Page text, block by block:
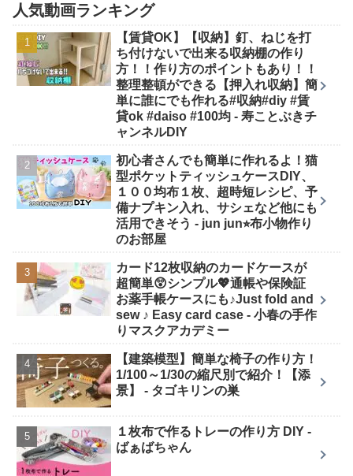
人気動画ランキング
【賃貸OK】【収納】釘、ねじを打
ち付けないで出来る収納棚の作り
方！！作り方のポイントもあり！！
整理整頓ができる【押入れ収納】簡
単に誰にでも作れる#収納#diy #賃
貸ok #daiso #100均 - 寿ことぶきチ
ャンネルDIY
初心者さんでも簡単に作れるよ！猫
型ポケットティッシュケースDIY、
１００均布１枚、超時短レシピ、予
備ナプキン入れ、サシェなど他にも
活用できそう - jun jun⭐︎布小物作り
のお部屋
カード12枚収納のカードケースが
超簡単😲シンプル💖通帳や保険証
お薬手帳ケースにも♪Just fold and
sew ♪ Easy card case - 小春の手作
りマスクアカデミー
【建築模型】簡単な椅子の作り方！
1/100～1/30の縮尺別で紹介！【添
景】 - タゴキリンの巣
１枚布で作るトレーの作り方 DIY -
ばぁばちゃん